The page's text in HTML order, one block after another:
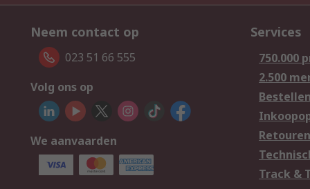
Neem contact op
023 51 66 555
Volg ons op
We aanvaarden
Services
750.000
2.500
Bestellen
Retouren
Track &